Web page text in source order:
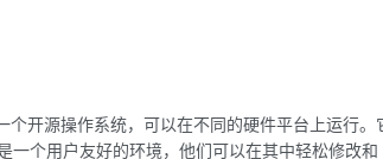
开源操作系统，可以在不同的硬件平台上运行。
一个用户友好的环境，他们可以在其中轻松修改和